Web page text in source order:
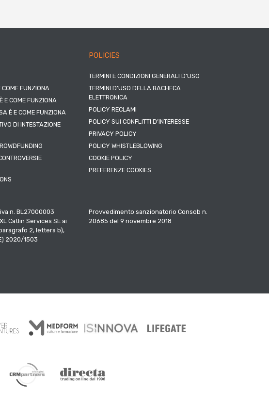
COME FUNZIONA
E COME FUNZIONA
È E COME FUNZIONA
DI INTESTAZIONE
POLICIES
TERMINI E CONDIZIONI GENERALI D’USO
TERMINI D’USO DELLA BACHECA
ELETTRONICA
POLICY RECLAMI
POLICY SUI CONFLITTI D’INTERESSE
PRIVACY POLICY
POLICY WHISTLEBLOWING
COOKIE POLICY
PREFERENZE COOKIES
n. BL27000003
Catlin Services SE ai
2, lettera b),
2020/1503
Provvedimento sanzionatorio Consob n.
20685 del 9 novembre 2018